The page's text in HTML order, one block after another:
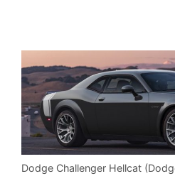
Dodge Challenger Hellcat